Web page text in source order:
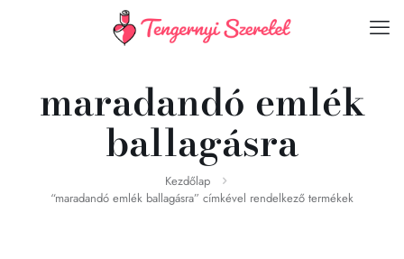
maradandó emlék
ballagásra
Kezdőlap
“maradandó emlék ballagásra” címkével rendelkező termékek